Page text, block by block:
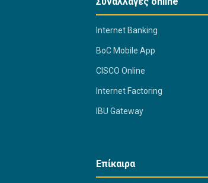
Internet Banking
BoC Mobile App
CISCO Online
Internet Factoring
IBU Gateway
Επίκαιρα